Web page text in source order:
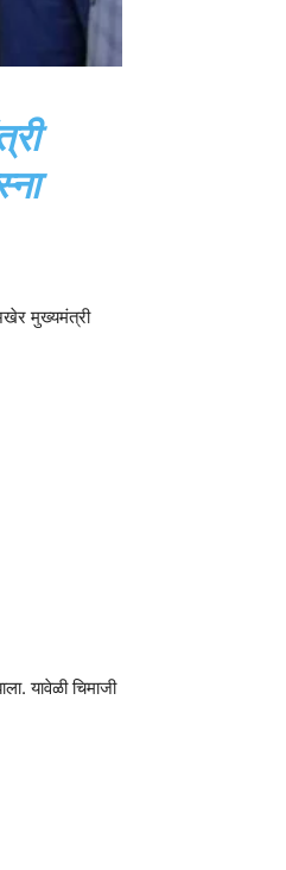
मुख्यमंत्री
यावेळी चिमाजी